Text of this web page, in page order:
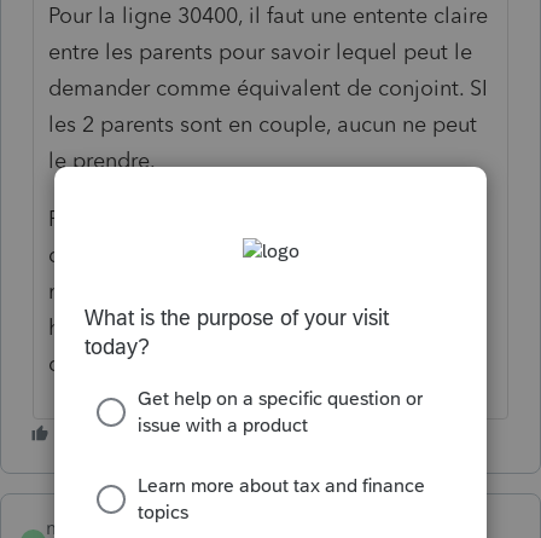
Pour la ligne 30400, il faut une entente claire
entre les parents pour savoir lequel peut le
demander comme équivalent de conjoint. SI
les 2 parents sont en couple, aucun ne peut
le prendre.
Par contre, les 2 parents peuvent avoir payé
des frais de garde et d’activités ou encore
médicaux. Alors on laisse que l'enfant
habite avec le parent. Les 2 parents peuvent
demander les sommes qu'ils ont payées.
marsgoy